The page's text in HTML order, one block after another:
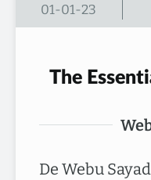
01-01-23
The
De Webu